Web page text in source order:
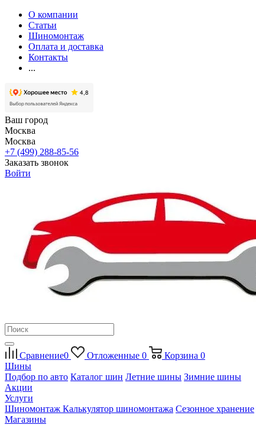
О компании
Статьи
Шиномонтаж
Оплата и доставка
Контакты
...
Ваш город
Москва
Москва
+7 (499) 288-85-56
Заказать звонок
Войти
Сравнение0 Отложенные 0 Корзина 0
Шины
Подбор по авто Каталог шин Летние шины Зимние шины
Акции
Услуги
Шиномонтаж Калькулятор шиномонтажа Сезонное хранение
Магазины